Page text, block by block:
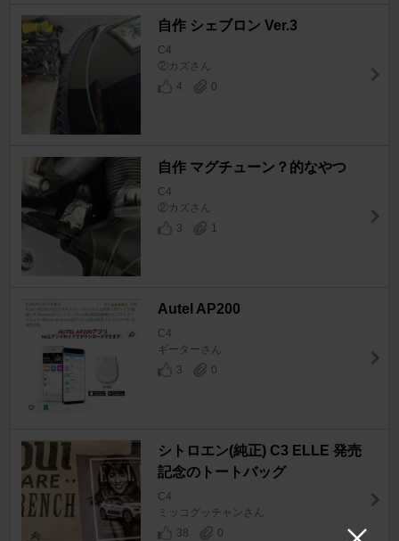
自作 シェブロン Ver.3
C4
②カズさん
4
0
自作 マグチューン？的なやつ
C4
②カズさん
3
1
Autel AP200
C4
ギーターさん
3
0
シトロエン(純正) C3 ELLE 発売
記念のトートバッグ
C4
ミッコグッチャンさん
38
0